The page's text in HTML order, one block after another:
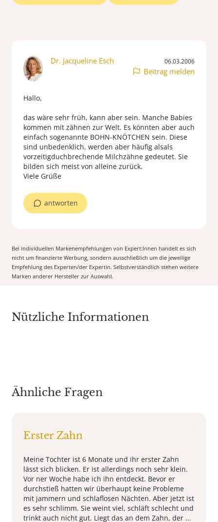
Dr. Jacqueline Esch 06.03.2006
Beitrag melden
Hallo,
das wäre sehr früh, kann aber sein. Manche Babies
kommen mit zähnen zur Welt. Es könnten aber auch
einfach sogenannte BOHN-KNÖTCHEN sein. Diese
sind unbedenklich, werden aber häufig alsals
vorzeitigduchbrechende Milchzähne gedeutet. Sie
bilden sich meist von alleine zurück.
Viele Grüße
antworten
Bei individuellen Markenempfehlungen von Expert:Innen handelt es sich
nicht um finanzierte Werbung, sondern ausschließlich um die jeweilige
Empfehlung des Experten/der Expertin. Selbstverständlich stehen weitere
Marken anderer Hersteller zur Auswahl.
Nützliche Informationen
Ähnliche Fragen
Erster Zahn
Meine Tochter ist 6 Monate und ihr erster Zahn
lässt sich blicken. Er ist allerdings noch sehr klein.
Vor ner Woche habe ich ihn entdeckt. Bevor er
durchstieß hatten wir überhaupt keine Probleme
mit jammern und schlaflosen Nächten. Aber jetzt ist
es sehr schlimm. Sie weint viel, schläft schlecht und
trinkt auch nicht gut. Liegt das an dem Zahn, der ...